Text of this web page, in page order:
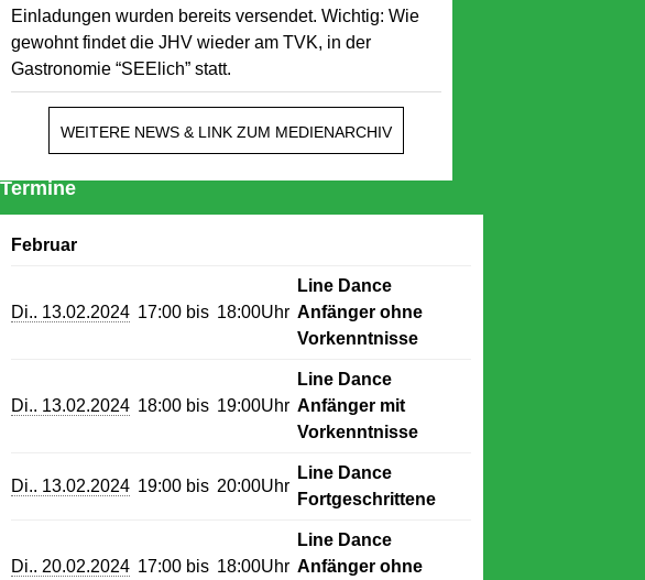
Einladungen wurden bereits versendet. Wichtig: Wie
gewohnt findet die JHV wieder am TVK, in der
Gastronomie “SEElich” statt.
WEITERE NEWS & LINK ZUM MEDIENARCHIV
Termine
Februar
Di.. 13.02.2024 17:00 bis 18:00Uhr
Line Dance
Anfänger ohne
Vorkenntnisse
Di.. 13.02.2024 18:00 bis 19:00Uhr
Line Dance
Anfänger mit
Vorkenntnisse
Di.. 13.02.2024 19:00 bis 20:00Uhr
Line Dance
Fortgeschrittene
Di.. 20.02.2024 17:00 bis 18:00Uhr
Line Dance
Anfänger ohne